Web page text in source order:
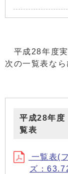
平成28年度実
次の一覧表な
平成28年
覧表
一覧表(
ズ：